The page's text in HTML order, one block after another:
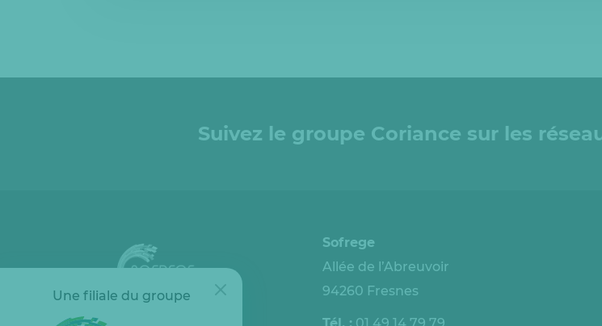
Suivez le groupe Coriance sur les
Sofrege
Allée de l’Abreuvoir
94260 Fresnes
Une filiale du groupe